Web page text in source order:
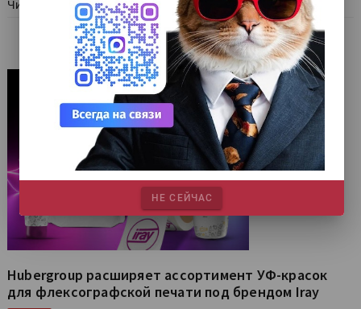
Читать далее
Hubergroup расширяет ассортимент УФ-красок
для флексографской печати под брендом Iray
НЕ СЕЙЧАС